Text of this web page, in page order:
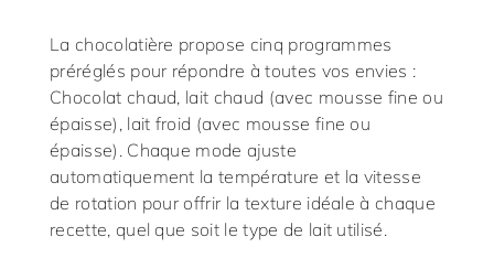
La chocolatière propose cinq programmes
préréglés pour répondre à toutes vos envies :
Chocolat chaud, lait chaud (avec mousse fine ou
épaisse), lait froid (avec mousse fine ou
épaisse). Chaque mode ajuste
automatiquement la température et la vitesse
de rotation pour offrir la texture idéale à chaque
recette, quel que soit le type de lait utilisé.